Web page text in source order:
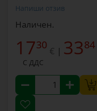
Напиши отзив
Наличен.
1730 € | 3384
С ДДС